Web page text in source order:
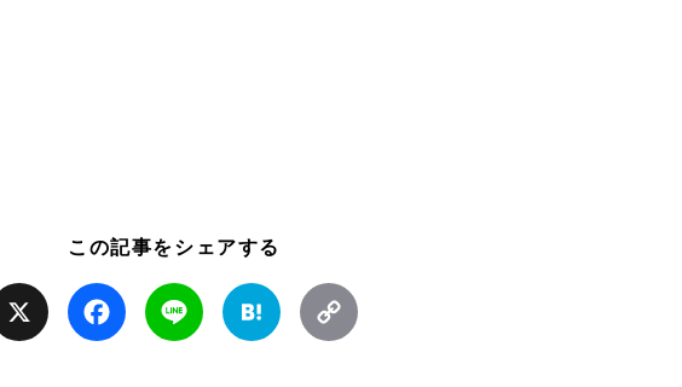
この記事をシェアする
Facebook Line Hatena